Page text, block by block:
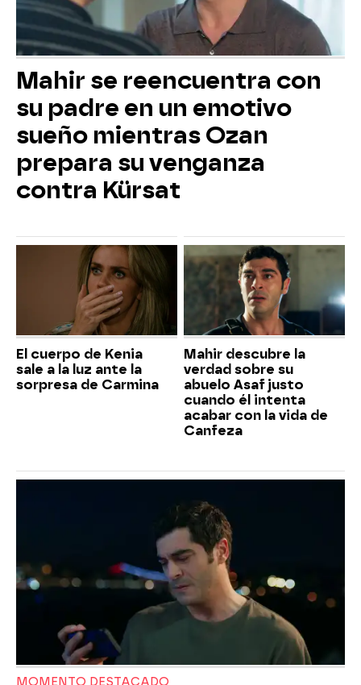
Mahir se reencuentra con
su padre en un emotivo
sueño mientras Ozan
prepara su venganza
contra Kürsat
El cuerpo de Kenia
sale a la luz ante la
sorpresa de Carmina
Mahir descubre la
verdad sobre su
abuelo Asaf justo
cuando él intenta
acabar con la vida de
Canfeza
MOMENTO DESTACADO